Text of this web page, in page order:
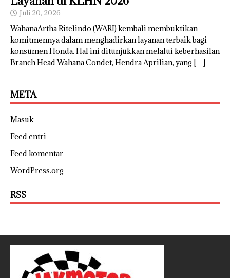
Juli 20, 2026
WahanaArtha Ritelindo (WARI) kembali membuktikan
komitmennya dalam menghadirkan layanan terbaik bagi
konsumen Honda. Hal ini ditunjukkan melalui keberhasilan
Branch Head Wahana Condet, Hendra Aprilian, yang […]
META
Masuk
Feed entri
Feed komentar
WordPress.org
RSS